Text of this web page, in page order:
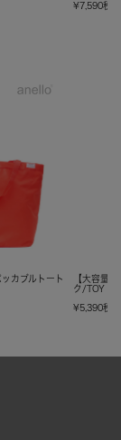
¥7,590税込
カブルトート
【大容量
ク/TOY
¥5,390税込